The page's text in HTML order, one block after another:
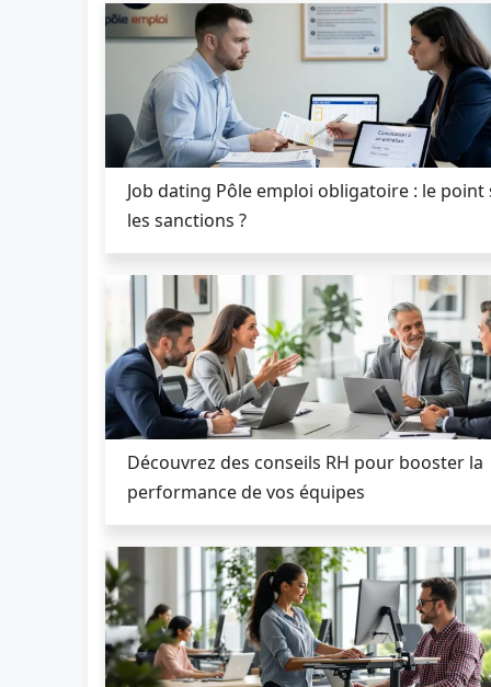
Job dating Pôle emploi obligatoire : le point
les sanctions ?
Découvrez des conseils RH pour booster la
performance de vos équipes